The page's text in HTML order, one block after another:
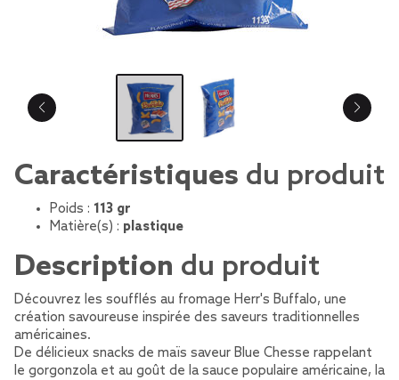
Caractéristiques du produit
Poids : 113 gr
Matière(s) : plastique
Description du produit
Découvrez les soufflés au fromage Herr's Buffalo, une
création savoureuse inspirée des saveurs traditionnelles
américaines.
De délicieux snacks de maïs saveur Blue Chesse rappelant
le gorgonzola et au goût de la sauce populaire américaine, la